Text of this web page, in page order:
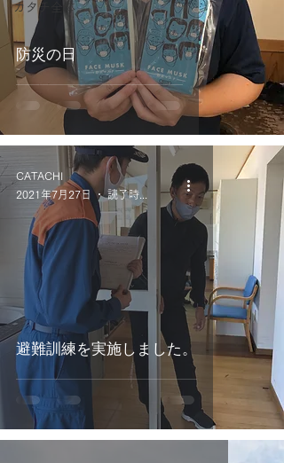
カタチ全体
防災の日
避難訓練を実施しました。
CATACHI
2021年7月27日
読了時間: 1分